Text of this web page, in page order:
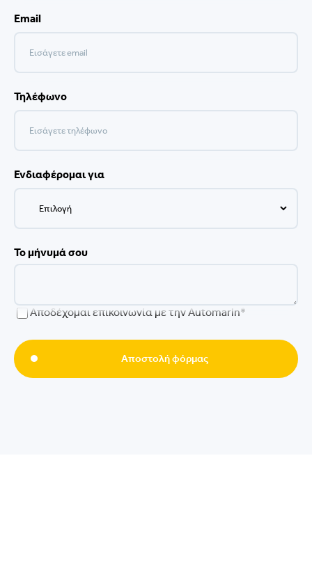
Email
Τηλέφωνο
Ενδιαφέρομαι για
Το μήνυμά σου
Αποδέχομαι επικοινωνία με την Automarin*
Αποστολή φόρμας